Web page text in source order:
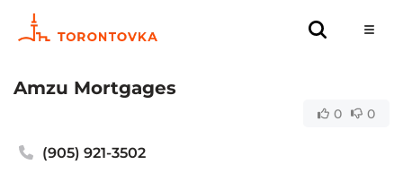
Amzu Mortgages
0 0
(905) 921-3502